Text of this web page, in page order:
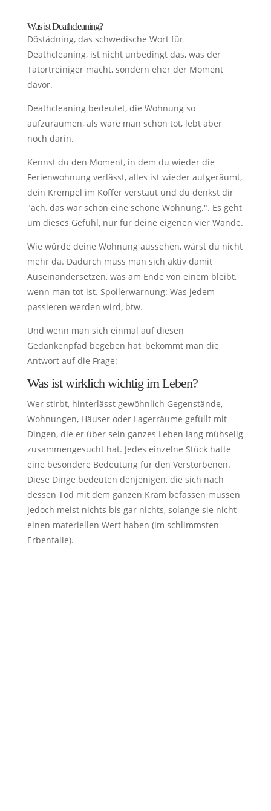
Was ist Deathcleaning?
Döstädning, das schwedische Wort für
Deathcleaning, ist nicht unbedingt das, was der
Tatortreiniger macht, sondern eher der Moment
davor.
Deathcleaning bedeutet, die Wohnung so
aufzuräumen, als wäre man schon tot, lebt aber
noch darin.
Kennst du den Moment, in dem du wieder die
Ferienwohnung verlässt, alles ist wieder aufgeräumt,
dein Krempel im Koffer verstaut und du denkst dir
"ach, das war schon eine schöne Wohnung.". Es geht
um dieses Gefühl, nur für deine eigenen vier Wände.
Wie würde deine Wohnung aussehen, wärst du nicht
mehr da. Dadurch muss man sich aktiv damit
Auseinandersetzen, was am Ende von einem bleibt,
wenn man tot ist. Spoilerwarnung: Was jedem
passieren werden wird, btw.
Und wenn man sich einmal auf diesen
Gedankenpfad begeben hat, bekommt man die
Antwort auf die Frage:
Was ist wirklich wichtig im Leben?
Wer stirbt, hinterlässt gewöhnlich Gegenstände,
Wohnungen, Häuser oder Lagerräume gefüllt mit
Dingen, die er über sein ganzes Leben lang mühselig
zusammengesucht hat. Jedes einzelne Stück hatte
eine besondere Bedeutung für den Verstorbenen.
Diese Dinge bedeuten denjenigen, die sich nach
dessen Tod mit dem ganzen Kram befassen müssen
jedoch meist nichts bis gar nichts, solange sie nicht
einen materiellen Wert haben (im schlimmsten
Erbenfalle).